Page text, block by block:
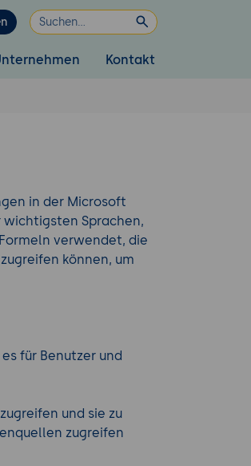
Kontakt
in der Microsoft
Sprachen,
verwendet, die
können, um
für Benutzer und
und sie zu
zugreifen